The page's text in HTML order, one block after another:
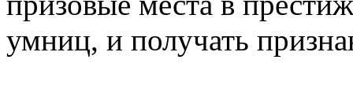
умниц, и получать